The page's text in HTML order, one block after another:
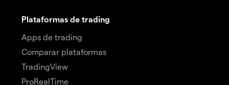
Plataformas de trading
Apps de trading
Comparar plataformas
TradingView
ProRealTime